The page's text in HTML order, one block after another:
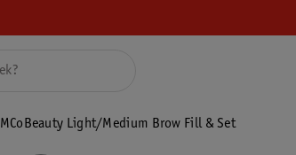
MCoBeauty Light/Medium Brow Fill & Set